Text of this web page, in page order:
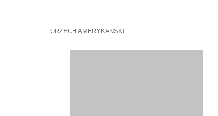
ORZECH AMERYKANSKI